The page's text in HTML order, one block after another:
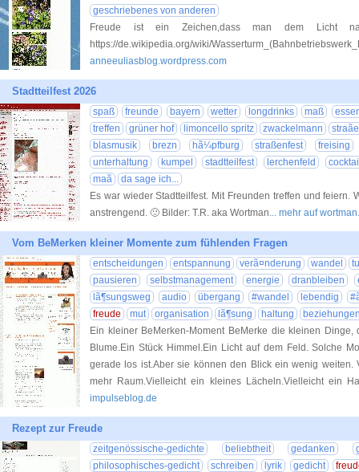
geschriebenes von anderen
Freude ist ein Zeichen,dass man dem
https://de.wikipedia.org/wiki/
anneeuliasblog.wordpress.com
Stadtteilfest 2026
spaß freunde bayern wetter longdrinks maß
treffen
grüner hof limoncello spritz zwackelmann
blasmusik
brezn hã¼pfburg straßenfest
freising
unterhaltung
kumpel stadtteilfest lerchenfeld
maã
da sage ich...
Es war wieder Stadtteilfest. Mit Freunden treffen und
anstrengend. 🙂 Bilder: T.R. aka Wortman... mehr auf
Vom BeMerken kleiner Momente zum fühlenden Fragen
entscheidungen entspannung verã¤nderung wandel
pausieren
selbstmanagement energie dranbleiben
lã¶sungsweg
audio übergang #wandel lebendig #
freude
mut organisation lã¶sung haltung
Ein kleiner BeMerken-Moment BeMerke die kleinen
Blume.Ein Stück Himmel.Ein Licht auf dem Feld. Solche
gerade los ist.Aber sie können den Blick ein wenig weiten.
mehr Raum.Vielleicht ein kleines Lächeln.Vielleicht ein
impulseblog.de
Rezept zur Freude
zeitgenössische-gedichte beliebtheit gedanken
philosophisches-gedicht
schreiben lyrik gedicht